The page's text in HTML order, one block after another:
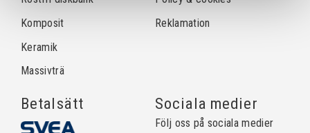
Komposit
Keramik
Massivträ
Reklamation
Betalsätt Sociala medier
Följ oss på sociala medier